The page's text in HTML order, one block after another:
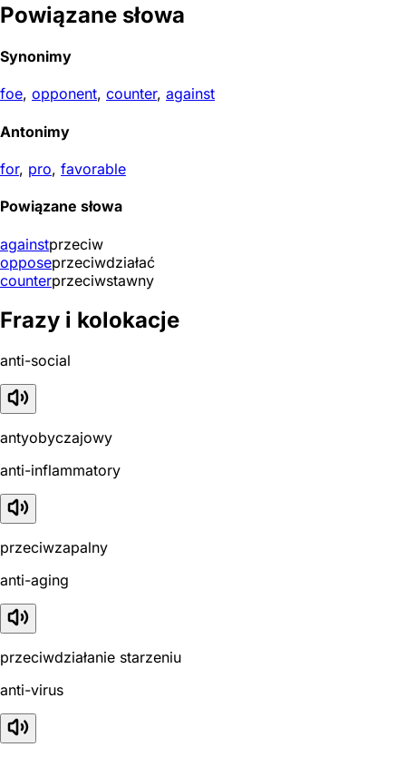
Powiązane słowa
Synonimy
foe, opponent, counter, against
Antonimy
for, pro, favorable
Powiązane słowa
againstprzeciw
opposeprzeciwdziałać
counterprzeciwstawny
Frazy i kolokacje
anti-social
antyobyczajowy
anti-inflammatory
przeciwzapalny
anti-aging
przeciwdziałanie starzeniu
anti-virus